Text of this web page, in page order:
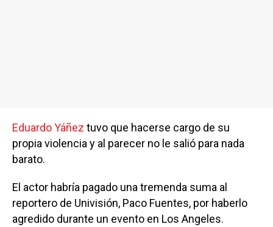
Eduardo Yáñez tuvo que hacerse cargo de su
propia violencia y al parecer no le salió para nada
barato.
El actor habría pagado una tremenda suma al
reportero de Univisión, Paco Fuentes, por haberlo
agredido durante un evento en Los Angeles.